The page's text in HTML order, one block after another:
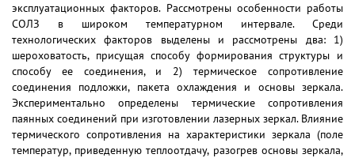
эксплуатационных факторов. Рассмотрены особенности работы
СОЛЗ в широком температурном интервале. Среди
технологических факторов выделены и рассмотрены два: 1)
шероховатость, присущая способу формирования структуры и
способу ее соединения, и 2) термическое сопротивление
соединения подложки, пакета охлаждения и основы зеркала.
Экспериментально определены термические сопротивления
паянных соединений при изготовлении лазерных зеркал. Влияние
термического сопротивления на характеристики зеркала (поле
температур, приведенную теплоотдачу, разогрев основы зеркала,